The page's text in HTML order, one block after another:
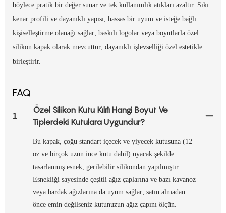
böylece pratik bir değer sunar ve tek kullanımlık atıkları azaltır. Sıkı
kenar profili ve dayanıklı yapısı, hassas bir uyum ve isteğe bağlı
kişiselleştirme olanağı sağlar; baskılı logolar veya boyutlarla özel
silikon kapak olarak mevcuttur; dayanıklı işlevselliği özel estetikle
birleştirir.
FAQ
1
Özel Silikon Kutu Kılıfı Hangi Boyut Ve
Tiplerdeki Kutulara Uygundur?
Bu kapak, çoğu standart içecek ve yiyecek kutusuna (12
oz ve birçok uzun ince kutu dahil) uyacak şekilde
tasarlanmış esnek, gerilebilir silikondan yapılmıştır.
Esnekliği sayesinde çeşitli ağız çaplarına ve bazı kavanoz
veya bardak ağızlarına da uyum sağlar; satın almadan
önce emin değilseniz kutunuzun ağız çapını ölçün.